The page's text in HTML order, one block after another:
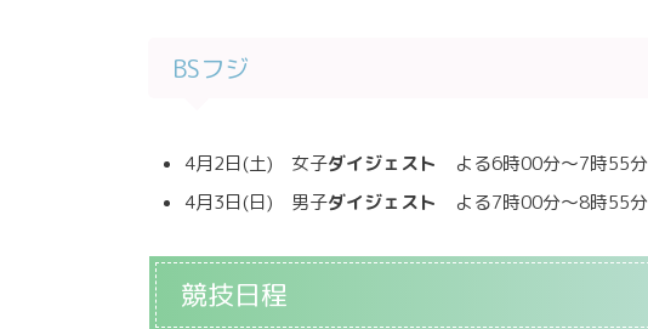
BSフジ
4月2日(土) 女子ダイジェスト よる6時00分～7時55分
4月3日(日) 男子ダイジェスト よる7時00分～8時55分
競技日程